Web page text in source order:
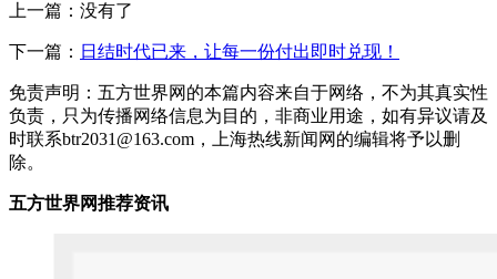
上一篇：没有了
下一篇： 日结时代已来，让每一份付出即时兑现！
免责声明：五方世界网的本篇内容来自于网络，不为其真实性
负责，只为传播网络信息为目的，非商业用途，如有异议请及
时联系btr2031@163.com，上海热线新闻网的编辑将予以删
除。
五方世界网推荐资讯